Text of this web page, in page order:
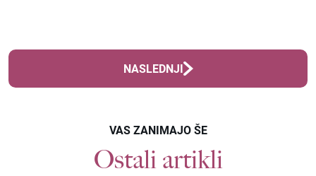
NASLEDNJI
VAS ZANIMAJO ŠE
Ostali artikli